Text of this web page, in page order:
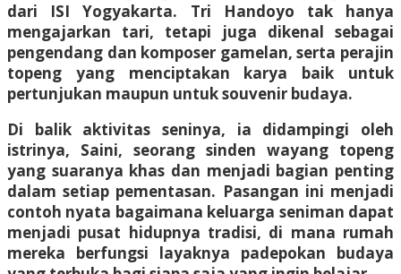
dari ISI Yogyakarta. Tri Handoyo tak hanya
mengajarkan tari, tetapi juga dikenal sebagai
pengendang dan komposer gamelan, serta perajin
topeng yang menciptakan karya baik untuk
pertunjukan maupun untuk souvenir budaya.
Di balik aktivitas seninya, ia didampingi oleh
istrinya, Saini, seorang sinden wayang topeng
yang suaranya khas dan menjadi bagian penting
dalam setiap pementasan. Pasangan ini menjadi
contoh nyata bagaimana keluarga seniman dapat
menjadi pusat hidupnya tradisi, di mana rumah
mereka berfungsi layaknya padepokan budaya